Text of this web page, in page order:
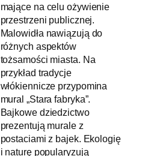
mające na celu ożywienie
przestrzeni publicznej.
Malowidła nawiązują do
różnych aspektów
tożsamości miasta. Na
przykład tradycje
włókiennicze przypomina
mural „Stara fabryka”.
Bajkowe dziedzictwo
prezentują murale z
postaciami z bajek. Ekologię
i naturę popularyzują